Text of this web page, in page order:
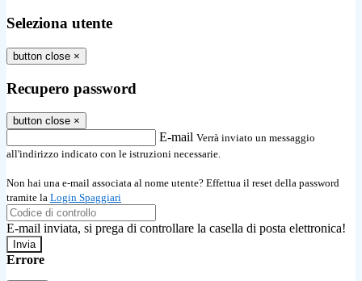
Seleziona utente
button close ×
Recupero password
button close ×
E-mail Verrà inviato un messaggio
all'indirizzo indicato con le istruzioni necessarie.
Non hai una e-mail associata al nome utente? Effettua il reset della password
tramite la Login Spaggiari
E-mail inviata, si prega di controllare la casella di posta elettronica!
Errore